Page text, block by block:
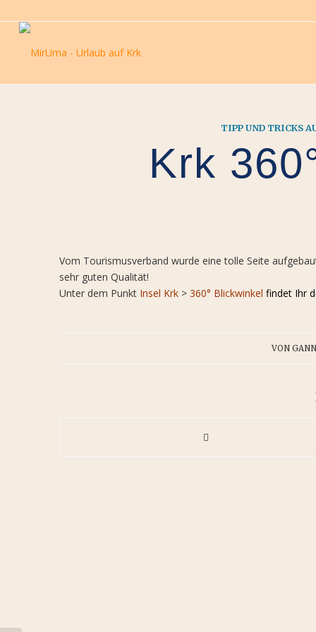
TIPP UND TRICKS
Krk
Vom Tourismusverband wurde eine tolle Seite
sehr guten Qualität!
Unter dem Punkt Insel Krk> 360° Blickwinkel findet Ihr
VON